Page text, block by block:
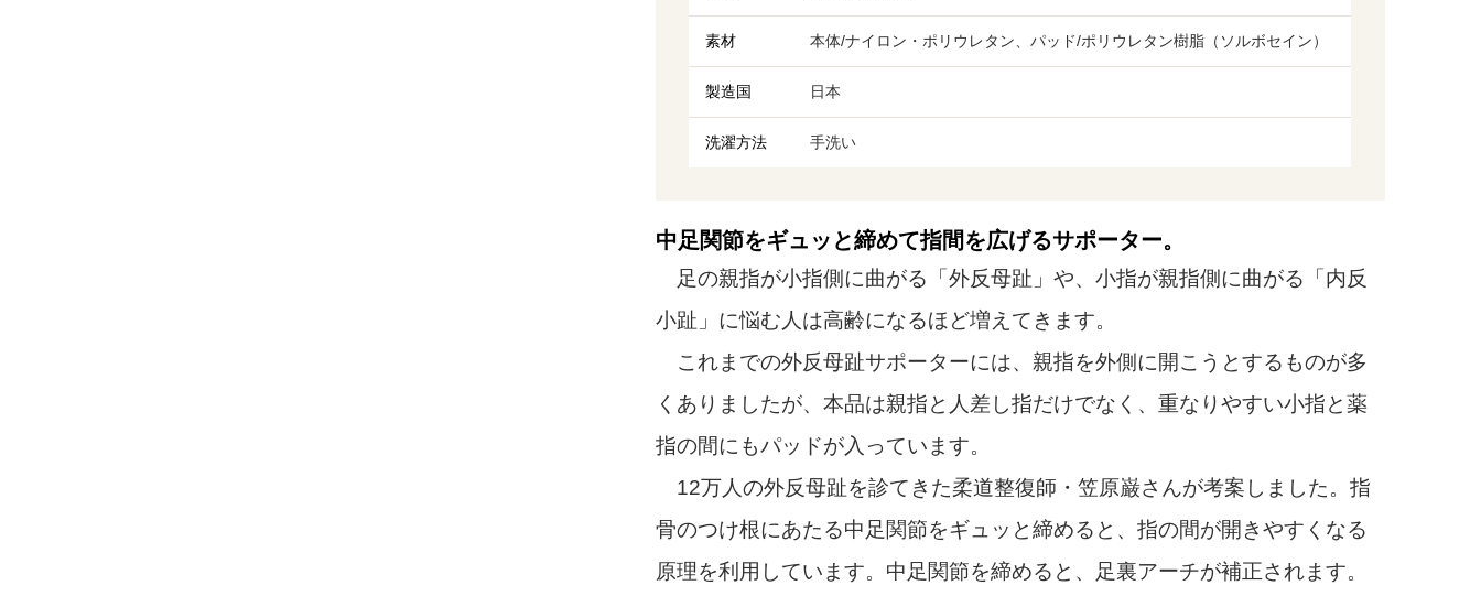
素材 本体/ナイロン・ポリウレタン、パッド/ポリウレタン樹脂（ソルボセイン）
製造国 日本
洗濯方法 手洗い
中足関節をギュッと締めて指間を広げるサポーター。
足の親指が小指側に曲がる「外反母趾」や、小指が親指側に曲がる「内反
小趾」に悩む人は高齢になるほど増えてきます。
これまでの外反母趾サポーターには、親指を外側に開こうとするものが多
くありましたが、本品は親指と人差し指だけでなく、重なりやすい小指と薬
指の間にもパッドが入っています。
12万人の外反母趾を診てきた柔道整復師・笠原巌さんが考案しました。指
骨のつけ根にあたる中足関節をギュッと締めると、指の間が開きやすくなる
原理を利用しています。中足関節を締めると、足裏アーチが補正されます。